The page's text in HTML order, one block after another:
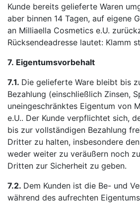
Kunde bereits gelieferte Waren
aber binnen 14 Tagen, auf eigene
an Milliaella Cosmetics e.U.
Rücksendeadresse lautet: Klamm
7. Eigentumsvorbehalt
7.1. Die gelieferte Ware bleibt bis
Bezahlung (einschließlich Zinsen,
uneingeschränktes Eigentum von
e.U.. Der Kunde verpflichtet sich,
bis zur vollständigen Bezahlung
Dritter zu halten, insbesondere
weder weiter zu veräußern noch
Dritten zur Sicherheit zu geben.
7.2. Dem Kunden ist die Be- und
während des aufrechten